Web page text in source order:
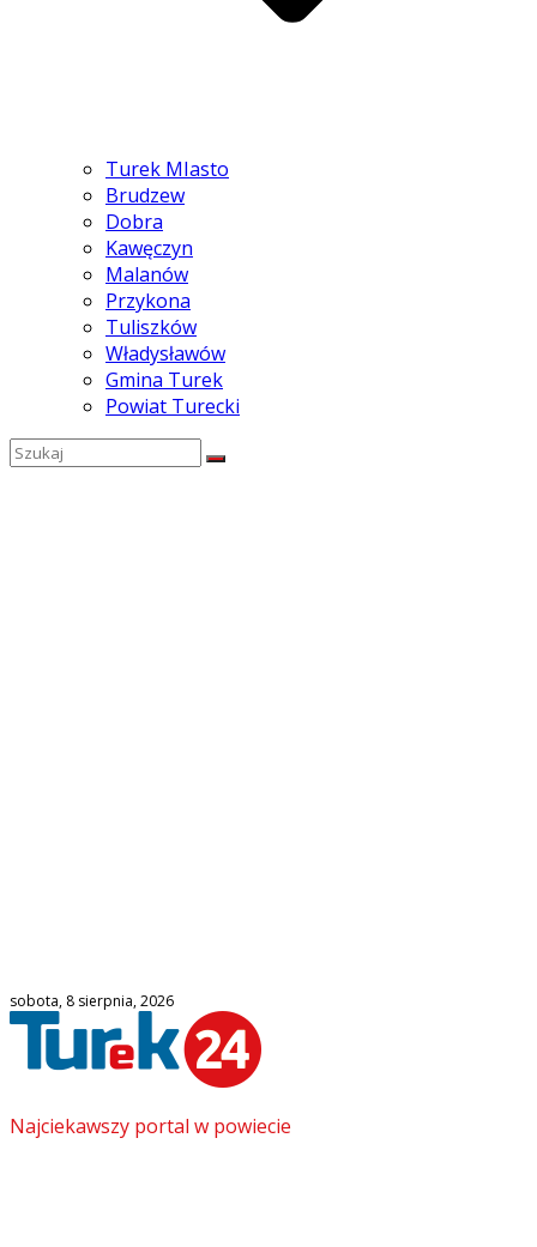
Turek MIasto
Brudzew
Dobra
Kawęczyn
Malanów
Przykona
Tuliszków
Władysławów
Gmina Turek
Powiat Turecki
sobota, 8 sierpnia, 2026
Najciekawszy portal w powiecie